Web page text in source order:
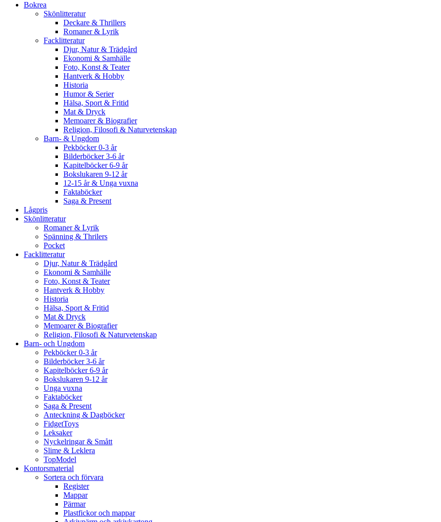
Bokrea
Skönlitteratur
Deckare & Thrillers
Romaner & Lyrik
Facklitteratur
Djur, Natur & Trädgård
Ekonomi & Samhälle
Foto, Konst & Teater
Hantverk & Hobby
Historia
Humor & Serier
Hälsa, Sport & Fritid
Mat & Dryck
Memoarer & Biografier
Religion, Filosofi & Naturvetenskap
Barn- & Ungdom
Pekböcker 0-3 år
Bilderböcker 3-6 år
Kapitelböcker 6-9 år
Bokslukaren 9-12 år
12-15 år & Unga vuxna
Faktaböcker
Saga & Present
Lågpris
Skönlitteratur
Romaner & Lyrik
Spänning & Thrilers
Pocket
Facklitteratur
Djur, Natur & Trädgård
Ekonomi & Samhälle
Foto, Konst & Teater
Hantverk & Hobby
Historia
Hälsa, Sport & Fritid
Mat & Dryck
Memoarer & Biografier
Religion, Filosofi & Naturvetenskap
Barn- och Ungdom
Pekböcker 0-3 år
Bilderböcker 3-6 år
Kapitelböcker 6-9 år
Bokslukaren 9-12 år
Unga vuxna
Faktaböcker
Saga & Present
Anteckning & Dagböcker
FidgetToys
Leksaker
Nyckelringar & Smått
Slime & Leklera
TopModel
Kontorsmaterial
Sortera och förvara
Register
Mappar
Pärmar
Plastfickor och mappar